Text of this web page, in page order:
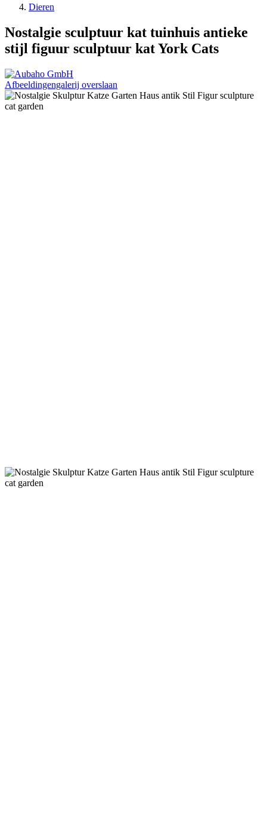
Dieren
Nostalgie sculptuur kat tuinhuis antieke
stijl figuur sculptuur kat York Cats
Afbeeldingengalerij overslaan